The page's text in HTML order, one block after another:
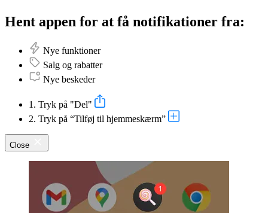
Hent appen for at få notifikationer fra:
Nye funktioner
Salg og rabatter
Nye beskeder
1. Tryk på "Del"
2. Tryk på “Tilføj til hjemmeskærm”
Close